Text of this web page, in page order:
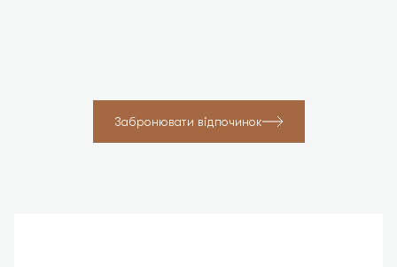
Забронювати відпочинок